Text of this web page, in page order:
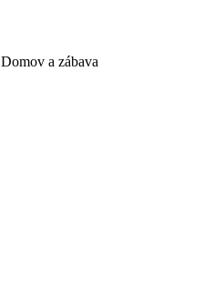
Domov a zábava